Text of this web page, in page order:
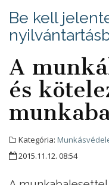
Be kell
A
és
Kategória:
2015.11.12. 08:54